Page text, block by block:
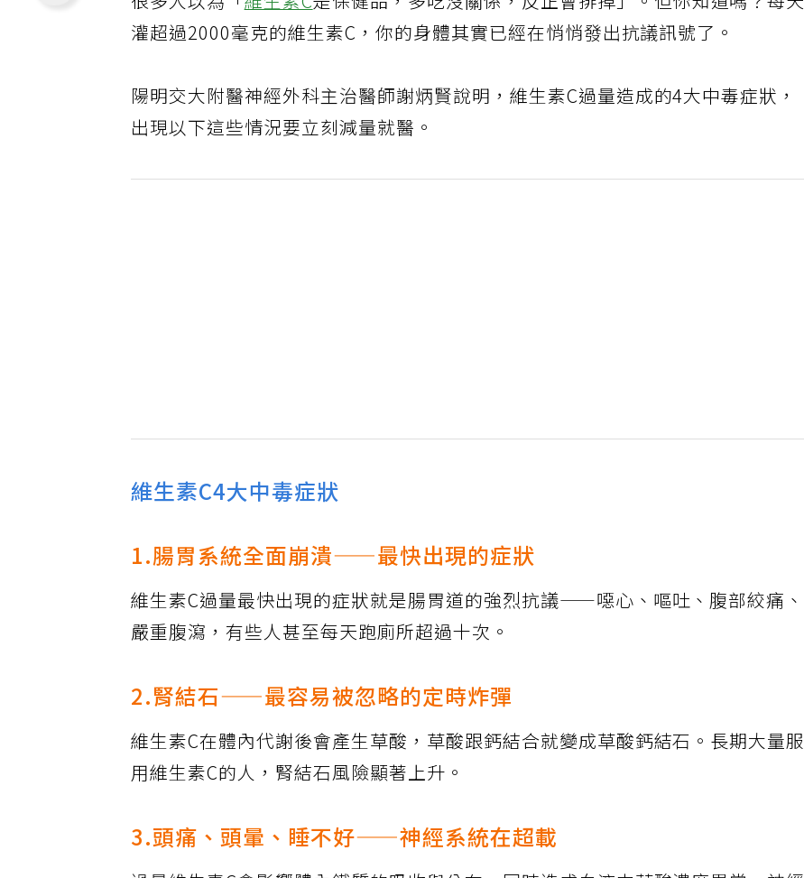
很多人以為「維生素C是保健品，多吃沒關係，反正會排掉」。但你知道嗎？每天
灌超過2000毫克的維生素C，你的身體其實已經在悄悄發出抗議訊號了。
陽明交大附醫神經外科主治醫師謝炳賢說明，維生素C過量造成的4大中毒症狀，
出現以下這些情況要立刻減量就醫。
維生素C4大中毒症狀
1.腸胃系統全面崩潰——最快出現的症狀
維生素C過量最快出現的症狀就是腸胃道的強烈抗議——噁心、嘔吐、腹部絞痛、
嚴重腹瀉，有些人甚至每天跑廁所超過十次。
2.腎結石——最容易被忽略的定時炸彈
維生素C在體內代謝後會產生草酸，草酸跟鈣結合就變成草酸鈣結石。長期大量服
用維生素C的人，腎結石風險顯著上升。
3.頭痛、頭暈、睡不好——神經系統在超載